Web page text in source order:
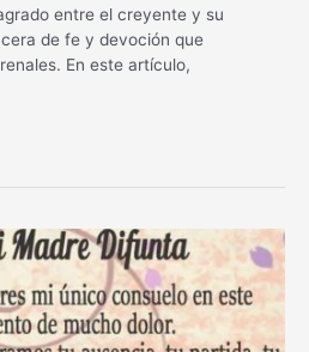
entre el creyente y su
de fe y devoción que
En este artículo,